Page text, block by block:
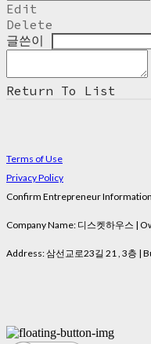
Edit
Delete
글쓴이
Return To List
Terms of Use
Privacy Policy
Confirm Entrepreneur Information
Company Name: 디스켓하우스 |
Address: 삼선교로23길 21 , 3층 |